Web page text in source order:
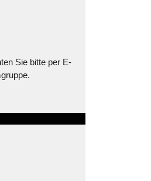
Sie bitte per E-